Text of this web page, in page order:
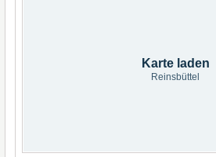
Karte laden
Reinsbüttel